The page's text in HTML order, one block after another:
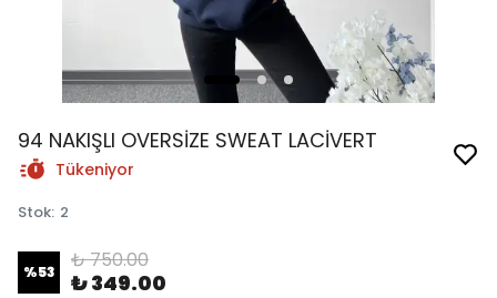
94 NAKIŞLI OVERSİZE SWEAT LACİVERT
Tükeniyor
Stok: 2
%53 ₺ 750.00
₺ 349.00